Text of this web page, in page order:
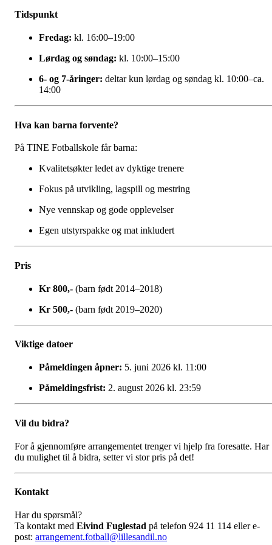
Tidspunkt
Fredag: kl. 16:00–19:00
Lørdag og søndag: kl. 10:00–15:00
6- og 7-åringer: deltar kun lørdag og søndag kl. 10:00–ca.
14:00
Hva kan barna forvente?
På TINE Fotballskole får barna:
Kvalitetsøkter ledet av dyktige trenere
Fokus på utvikling, lagspill og mestring
Nye vennskap og gode opplevelser
Egen utstyrspakke og mat inkludert
Pris
Kr 800,- (barn født 2014–2018)
Kr 500,- (barn født 2019–2020)
Viktige datoer
Påmeldingen åpner: 5. juni 2026 kl. 11:00
Påmeldingsfrist: 2. august 2026 kl. 23:59
Vil du bidra?
For å gjennomføre arrangementet trenger vi hjelp fra foresatte. Har
du mulighet til å bidra, setter vi stor pris på det!
Kontakt
Har du spørsmål?
Ta kontakt med Eivind Fuglestad på telefon 924 11 114 eller e-
post: arrangement.fotball@lillesandil.no